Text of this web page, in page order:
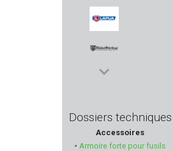
MORAKNIV
LAPUA
NIKKO STIRLING
MAX KNIVES
Dossiers techniques
Accessoires
• Armoire forte pour fusils